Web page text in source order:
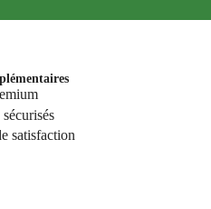
satisfaction